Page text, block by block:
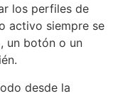
los perfiles de
activo siempre se
un botón o un
desde la